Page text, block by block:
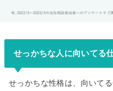
せっかちな人に向いてる
せっかちな性格は、向いて